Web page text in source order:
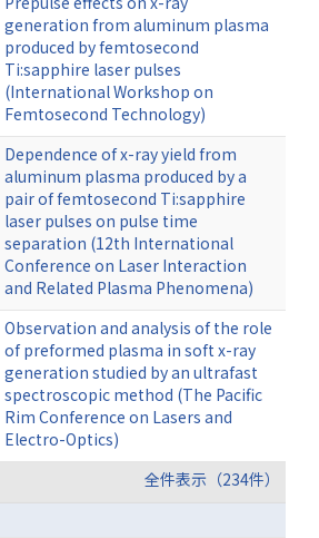
generation from aluminum plasma
produced by femtosecond
Ti:sapphire laser pulses
(International Workshop on
Femtosecond Technology)
Dependence of x-ray yield from
aluminum plasma produced by a
pair of femtosecond Ti:sapphire
laser pulses on pulse time
separation (12th International
Conference on Laser Interaction
and Related Plasma Phenomena)
Observation and analysis of the role
of preformed plasma in soft x-ray
generation studied by an ultrafast
spectroscopic method (The Pacific
Rim Conference on Lasers and
Electro-Optics)
全件表示（234件）